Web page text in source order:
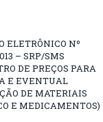
ELETRÔNICO Nº
– SRP/SMS
DE PREÇOS PARA
E EVENTUAL
DE MATERIAIS
E MEDICAMENTOS)